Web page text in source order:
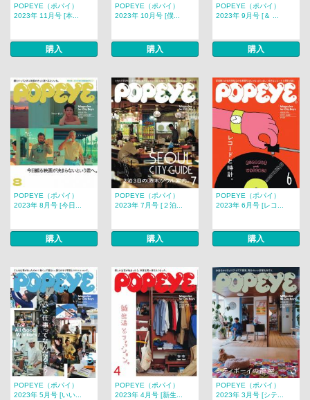
POPEYE（ポパイ）
2023年 11月号 [本...
購入
POPEYE（ポパイ）
2023年 10月号 [僕...
購入
POPEYE（ポパイ）
2023年 9月号 [＆ ...
購入
POPEYE（ポパイ）
2023年 8月号 [今日...
購入
POPEYE（ポパイ）
2023年 7月号 [２泊...
購入
POPEYE（ポパイ）
2023年 6月号 [レコ...
購入
POPEYE（ポパイ）
2023年 5月号 [いい...
POPEYE（ポパイ）
2023年 4月号 [新生...
POPEYE（ポパイ）
2023年 3月号 [シテ...